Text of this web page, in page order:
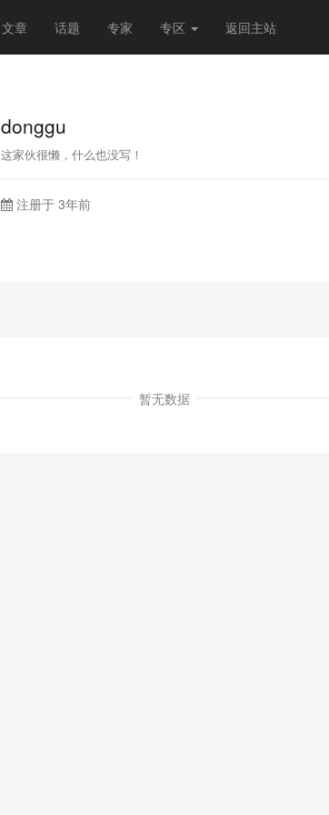
文章 话题 专家 专区 返回主站
donggu
这家伙很懒，什么也没写！
注册于 3年前
暂无数据